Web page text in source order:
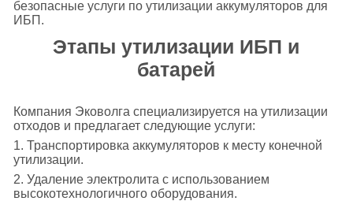
безопасные услуги по утилизации аккумуляторов для
ИБП.
Этапы утилизации ИБП и
батарей
Компания Эковолга специализируется на утилизации
отходов и предлагает следующие услуги:
1. Транспортировка аккумуляторов к месту конечной
утилизации.
2. Удаление электролита с использованием
высокотехнологичного оборудования.